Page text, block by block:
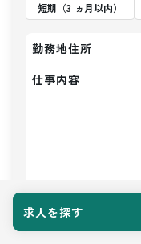
求人を探す
短期（3 ヵ月以内）
勤務地住所
仕事内容